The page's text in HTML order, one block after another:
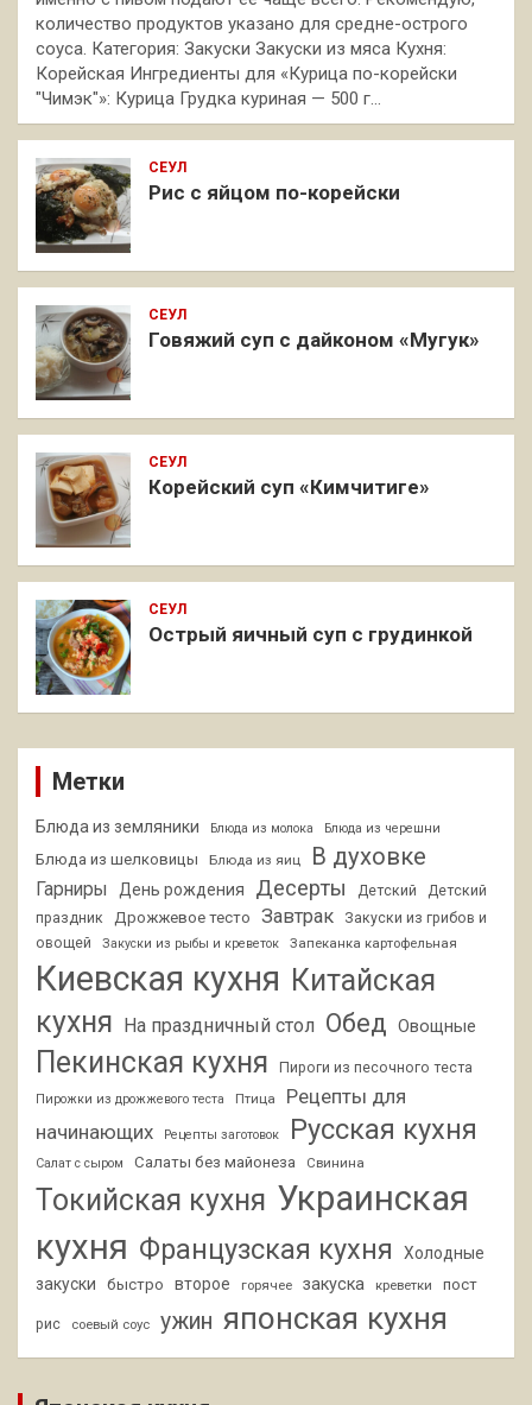
количество продуктов указано для средне-острого
соуса. Категория: Закуски Закуски из мяса Кухня:
Корейская Ингредиенты для «Курица по-корейски
"Чимэк"»: Курица Грудка куриная — 500 г…
СЕУЛ
Рис с яйцом по-корейски
СЕУЛ
Говяжий суп с дайконом «Мугук»
СЕУЛ
Корейский суп «Кимчитиге»
СЕУЛ
Острый яичный суп с грудинкой
Метки
Блюда из земляники Блюда из молока Блюда из черешни
Блюда из шелковицы Блюда из яиц В духовке
Гарниры День рождения Десерты Детский
Детский
праздник
Дрожжевое тесто Завтрак
Закуски из грибов и
овощей
Закуски из рыбы и креветок Запеканка картофельная
Киевская кухня Китайская
кухня
На праздничный стол Обед Овощные
Пекинская кухня Пироги из песочного теста
Пирожки из дрожжевого теста Птица
Рецепты для
начинающих
Рецепты заготовок Русская кухня
Салат с сыром Салаты без майонеза Свинина
Токийская кухня Украинская
кухня Французская кухня
Холодные
закуски
быстро второе горячее закуска креветки пост
рис соевый соус ужин японская кухня